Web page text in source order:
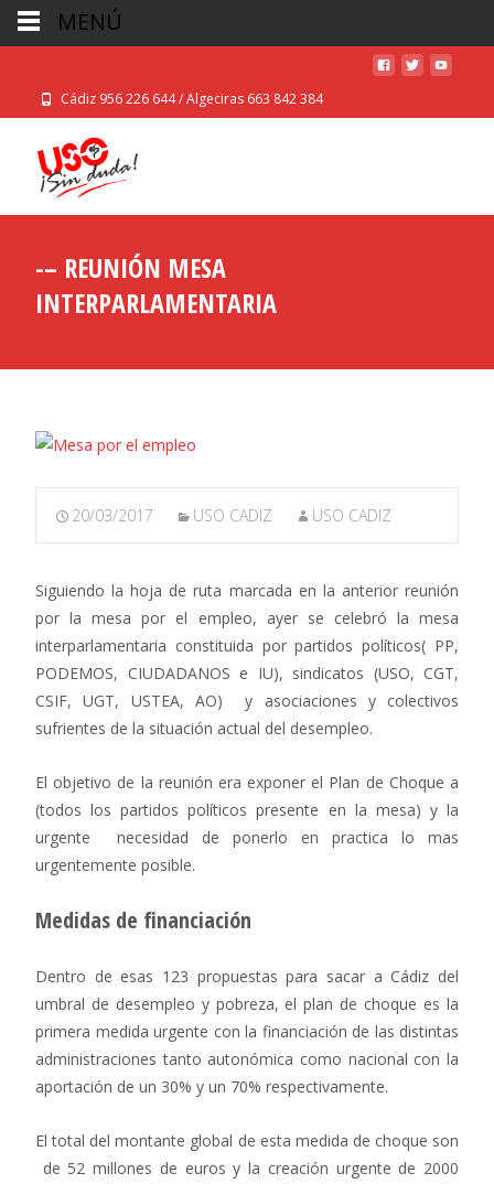
Cádiz 956 226 644 / Algeciras 663 842 384
-– REUNIÓN MESA
INTERPARLAMENTARIA
20/03/2017 USO CADIZ USO CADIZ
Siguiendo la hoja de ruta marcada en la anterior reunión
por la mesa por el empleo, ayer se celebró la mesa
interparlamentaria constituida por partidos políticos( PP,
PODEMOS, CIUDADANOS e IU), sindicatos (USO, CGT,
CSIF, UGT, USTEA, AO) y asociaciones y colectivos
sufrientes de la situación actual del desempleo.
El objetivo de la reunión era exponer el Plan de Choque a
(todos los partidos políticos presente en la mesa) y la
urgente necesidad de ponerlo en practica lo mas
urgentemente posible.
Medidas de financiación
Dentro de esas 123 propuestas para sacar a Cádiz del
umbral de desempleo y pobreza, el plan de choque es la
primera medida urgente con la financiación de las distintas
administraciones tanto autonómica como nacional con la
aportación de un 30% y un 70% respectivamente.
El total del montante global de esta medida de choque son
de 52 millones de euros y la creación urgente de 2000
MENÚ